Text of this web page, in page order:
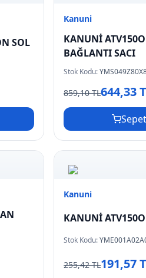
SOL
Kanuni
KANUNİ
BAĞLANTI SACI
Stok Kodu:
859,10 TL644,33
Kanuni
KANUNİ
Stok Kodu:
255,42 TL191,57